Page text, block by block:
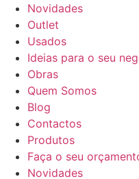
Novidades
Outlet
Usados
Ideias para o seu
Obras
Quem Somos
Blog
Contactos
Produtos
Faça o seu
Novidades